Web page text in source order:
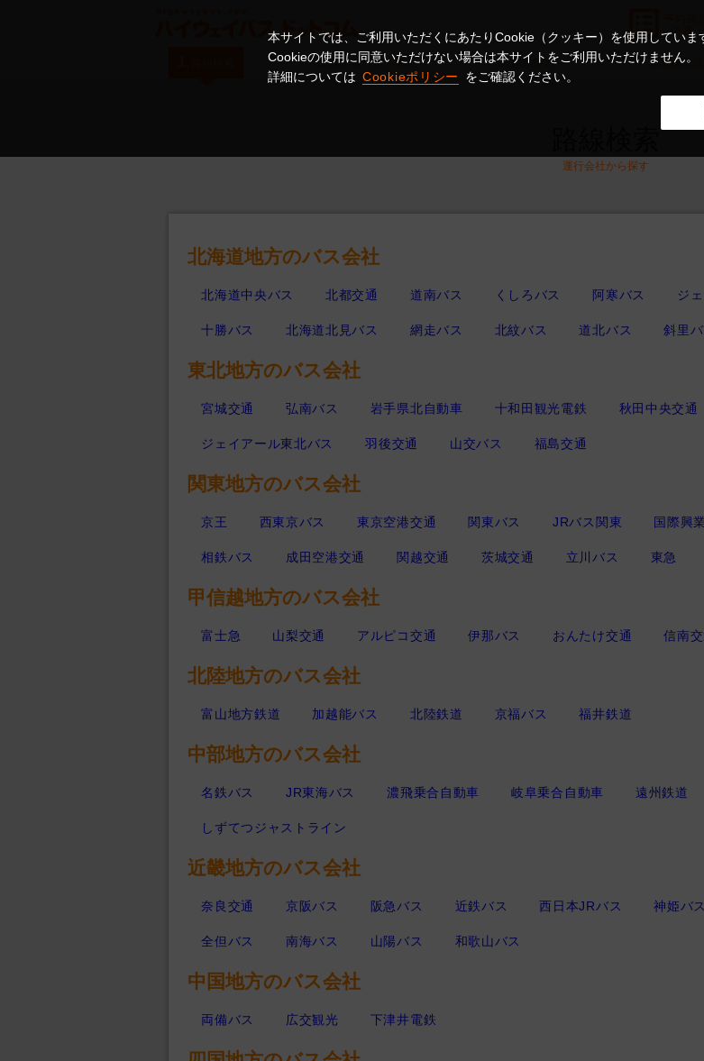
本サイトでは、ご利用いただくにあたりCookie（クッキー）を使用していま
Cookieの使用に同意いただけない場合は本サイトをご利用いただけません。
詳細については Cookieポリシー をご確認ください。
2.選択した便を確認 3. 座席指定 4. お客様情報
運行会社から探す
北海道地方のバス会社
北海道中央バス 北都交通 道南バス くしろバス 阿寒バス ジ
十勝バス 北海道北見バス 網走バス 北紋バス 道北バス 斜里バ
東北地方のバス会社
宮城交通 弘南バス 岩手県北自動車 十和田観光電鉄 秋田中央交通
ジェイアール東北バス 羽後交通 山交バス 福島交通
関東地方のバス会社
京王 西東京バス 東京空港交通 関東バス JRバス関東 国際興業
相鉄バス 成田空港交通 関越交通 茨城交通 立川バス 東急
甲信越地方のバス会社
富士急 山梨交通 アルピコ交通 伊那バス おんたけ交通 信南交
北陸地方のバス会社
富山地方鉄道 加越能バス 北陸鉄道 京福バス 福井鉄道
中部地方のバス会社
名鉄バス JR東海バス 濃飛乗合自動車 岐阜乗合自動車 遠州鉄道
しずてつジャストライン
近畿地方のバス会社
奈良交通 京阪バス 阪急バス 近鉄バス 西日本JRバス 神姫バス
全但バス 南海バス 山陽バス 和歌山バス
中国地方のバス会社
両備バス 広交観光 下津井電鉄